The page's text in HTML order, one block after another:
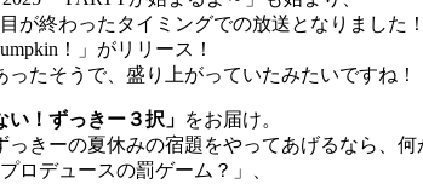
が終わったタイミングでの放送となりました！
！」がリリース！
たそうで、盛り上がっていたみたいですね！
い！ずっきー３択」 をお届け。
っきーの夏休みの宿題をやってあげるなら、何
ロデュースの罰ゲーム？」、